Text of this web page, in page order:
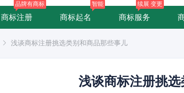
商标注册
品牌有商标
商标起名
智能
商标服务
续展 变更
浅谈商标注册挑选类别和商品那些事儿
浅谈商标注册挑